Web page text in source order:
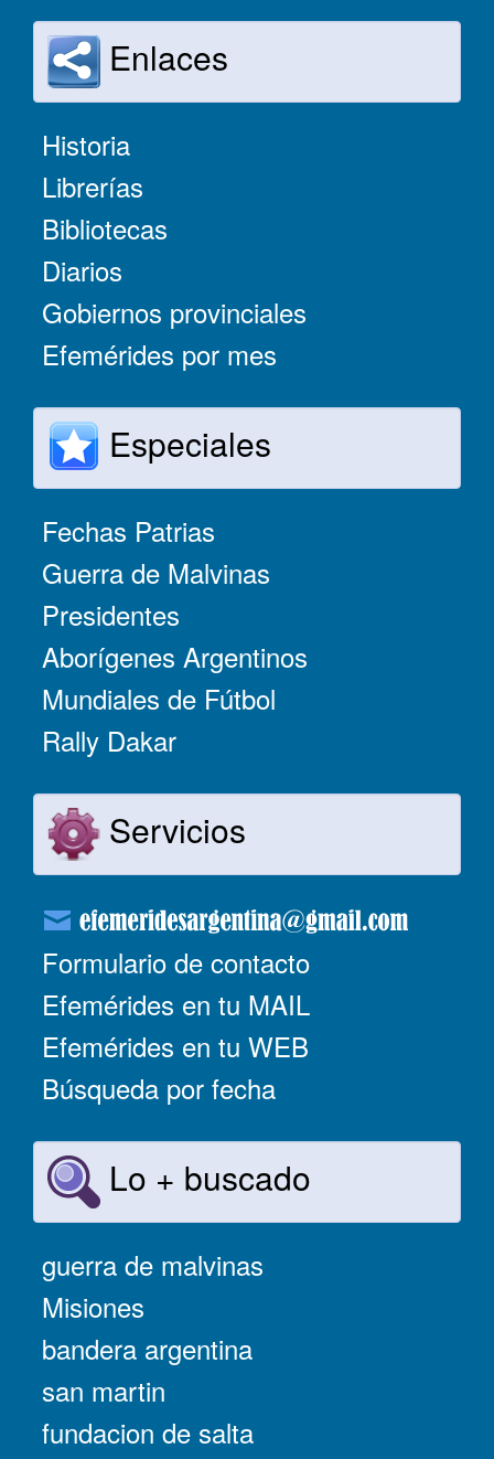
Enlaces
Historia
Librerías
Bibliotecas
Diarios
Gobiernos provinciales
Efemérides por mes
Especiales
Fechas Patrias
Guerra de Malvinas
Presidentes
Aborígenes Argentinos
Mundiales de Fútbol
Rally Dakar
Servicios
Formulario de contacto
Efemérides en tu MAIL
Efemérides en tu WEB
Búsqueda por fecha
Lo + buscado
guerra de malvinas
Misiones
bandera argentina
san martin
fundacion de salta